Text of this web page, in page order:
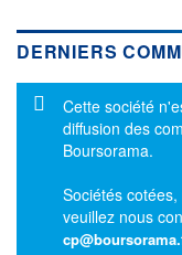
DERNIERS
Message
Cette société
diffusion des
Boursorama.
Sociétés
veuillez nous